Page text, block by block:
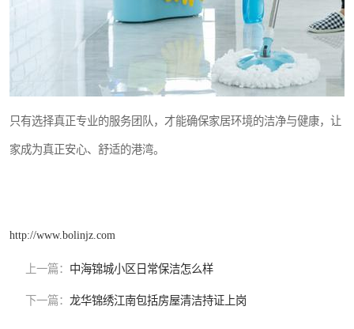
只有选择真正专业的服务团队，才能确保家居环境的洁净与健康，让
家成为真正安心、舒适的港湾。
http://www.bolinjz.com
上一篇： 中海锦城小区日常保洁怎么样
下一篇： 龙华锦绣江南包括房屋清洁持证上岗